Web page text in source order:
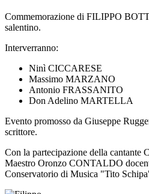
Commemorazione di FILIPPO
salentino.
Interverranno:
Ninì CICCARESE
Massimo MARZANO
Antonio FRASSANITO
Don Adelino MARTELLA
Evento promosso da Giuseppe
scrittore.
Con la partecipazione della cantante
Maestro Oronzo CONTALDO
Conservatorio di Musica "Tito